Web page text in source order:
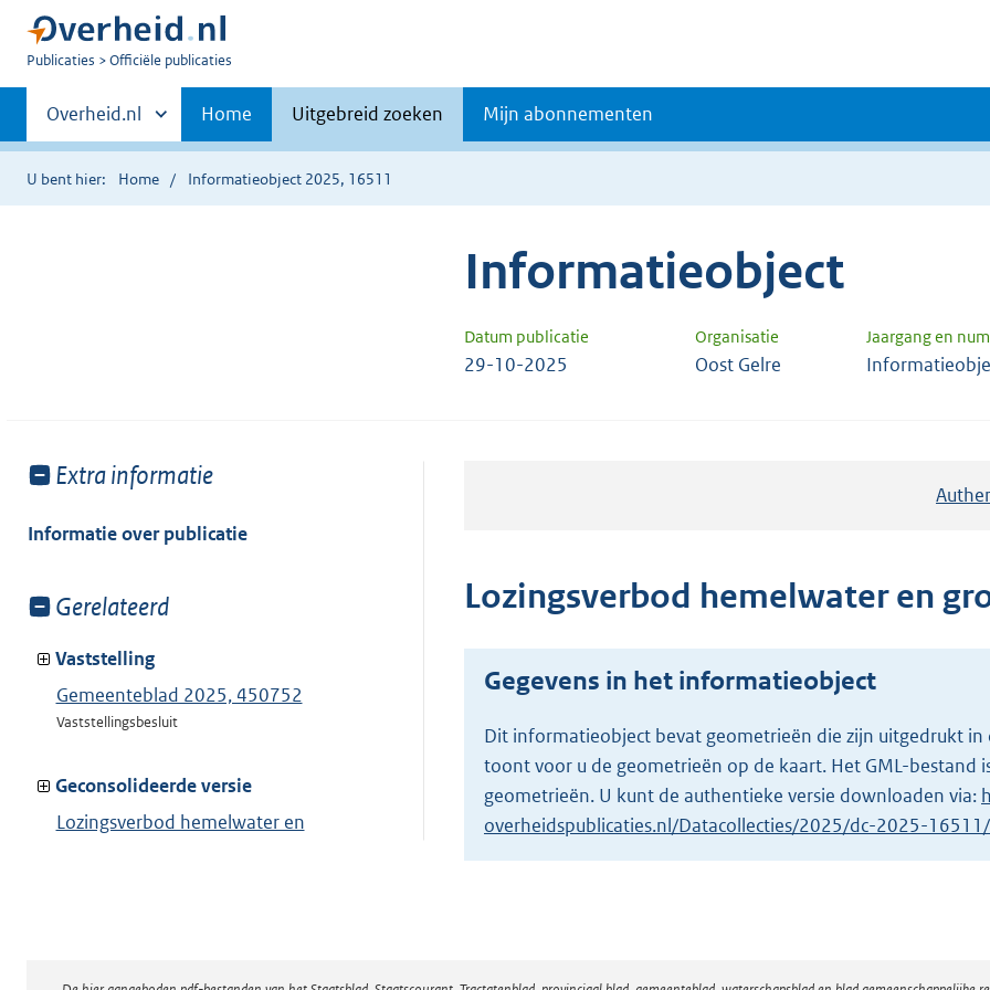
U
Publicaties Officiële publicaties
Primaire
navigatie
Andere
sites
binnen
Overheid.nl Home Uitgebreid zoeken Mijn abonnementen
U bent hier: Home Informatieobject 2025, 16511
Informatieobject
Datum publicatie Organisatie Jaargang en
29-10-2025 Oost Gelre
Toon
van:
Extra informatie
Informatie over publicatie
Toon
van:
Gerelateerd
Vaststelling
Gemeenteblad 2025, 450752
Vaststellingsbesluit
Geconsolideerde versie
Lozingsverbod hemelwater en
Lozingsverbod hemelwater en
Gegevens in het informatieobject
Dit informatieobject bevat geometrieën die zijn uitgedrukt in
toont voor u de geometrieën op de kaart. Het GML-bestand
geometrieën. U kunt de authentieke versie downloaden via:
overheidspublicaties.nl/Datacollecties/2025/dc-2025-